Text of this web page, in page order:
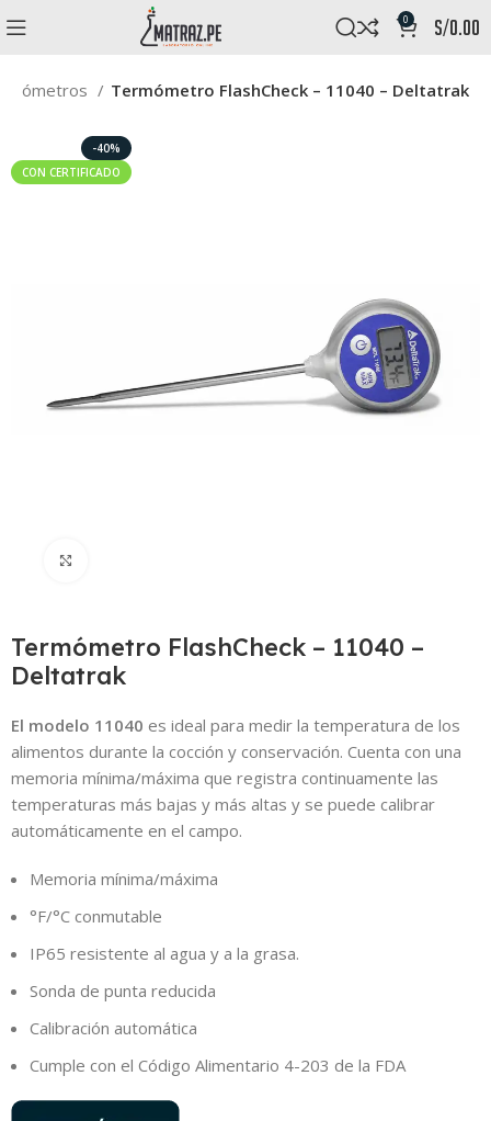
0 s/0.00
Termómetro FlashCheck – 11040 – Deltatrak
-40%
CON CERTIFICADO
Termómetro FlashCheck – 11040 –
Deltatrak
El modelo 11040 es ideal para medir la temperatura de los
alimentos durante la cocción y conservación.Cuenta con una
memoria mínima/máxima que registra continuamente las
temperaturas más bajas y más altas y se puede calibrar
automáticamente en el campo.
Memoria mínima/máxima
°F/°C conmutable
IP65 resistente al agua y a la grasa.
Sonda de punta reducida
Calibración automática
Cumple con el Código Alimentario 4-203 de la FDA